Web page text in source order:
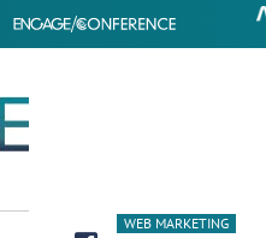
WEB MARKETING